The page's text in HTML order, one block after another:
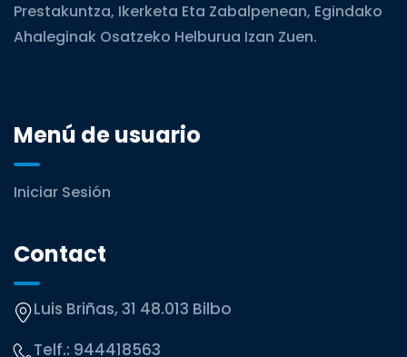
Prestakuntza, Ikerketa Eta Zabalpenean, Egindako
Ahaleginak Osatzeko Helburua Izan Zuen.
Menú de usuario
Iniciar Sesión
Contact
Luis Briñas, 31 48.013 Bilbo
Telf.: 944418563